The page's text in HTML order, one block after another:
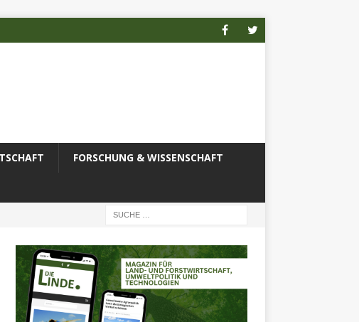
FORSCHUNG & WISSENSCHAFT